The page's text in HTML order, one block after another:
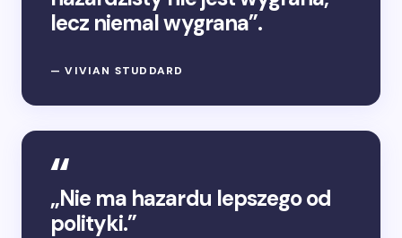
lecz niemal wygrana”.
— VIVIAN STUDDARD
„Nie ma hazardu lepszego od
polityki.”